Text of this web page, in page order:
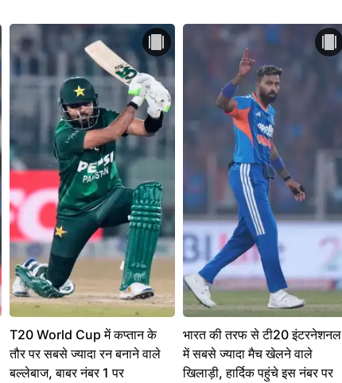
T20 World Cup में कप्तान के
तौर पर सबसे ज्यादा रन बनाने वाले
बल्लेबाज, बाबर नंबर 1 पर
भारत की तरफ से टी20 इंटरनेशनल
में सबसे ज्यादा मैच खेलने वाले
खिलाड़ी, हार्दिक पहुंचे इस नंबर पर